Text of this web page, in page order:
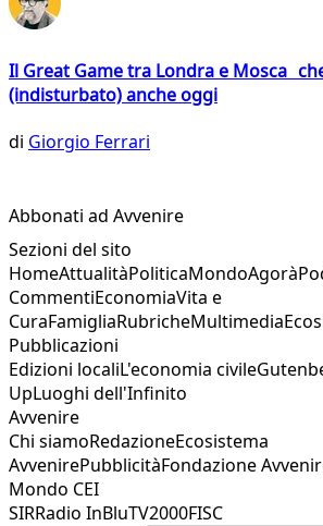
Il Great Game tra Londra e Mosca
(indisturbato) anche oggi
di Giorgio Ferrari
Abbonati ad Avvenire
Sezioni del sito
HomeAttualitàPoliticaMondoAgorà
CommentiEconomiaVita e
CuraFamigliaRubricheMultimedia
Pubblicazioni
Edizioni localiL'economia civile
UpLuoghi dell'Infinito
Avvenire
Chi siamoRedazioneEcosistema
AvvenirePubblicitàFondazione
Mondo CEI
SIRRadio InBluTV2000FISC